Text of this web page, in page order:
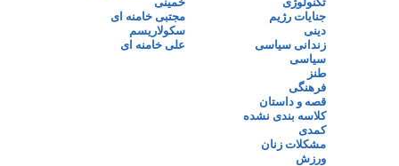
جنایات رژیم
دینی
زندانی سیاسی
سیاسی
طنز
فرهنگی
قصه و داستان
کلاسه بندی نشده
کمدی
مشکلات زنان
ورزش
مجتبی خامنه ای
سکولاریسم
علی خامنه ای